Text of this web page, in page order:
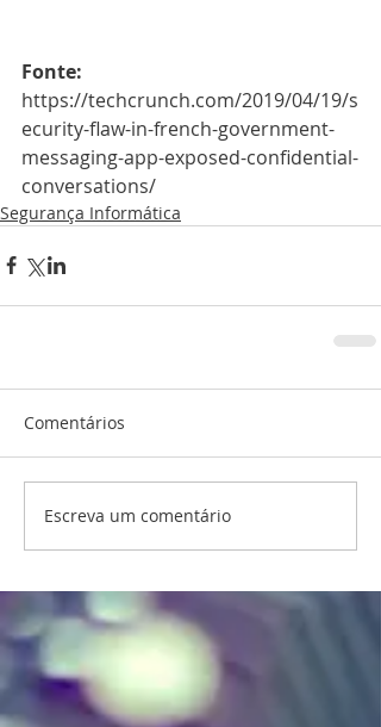
Fonte:
https://techcrunch.com/2019/04/19/s
ecurity-flaw-in-french-government-
messaging-app-exposed-confidential-
conversations/
Segurança Informática
Comentários
Escreva um comentário